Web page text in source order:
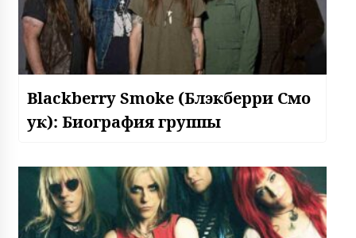
Blackberry Smoke (Блэкберри Смо
ук): Биография группы